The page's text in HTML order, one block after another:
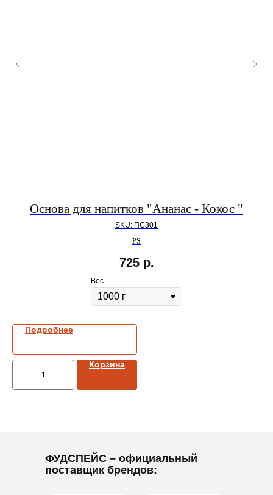
Основа для напитков "Ананас - Кокос "
SKU: ПС301
PS
725 р.
Вес
Подробнее
Корзина
ФУДСПЕЙС – официальный
поставщик брендов: